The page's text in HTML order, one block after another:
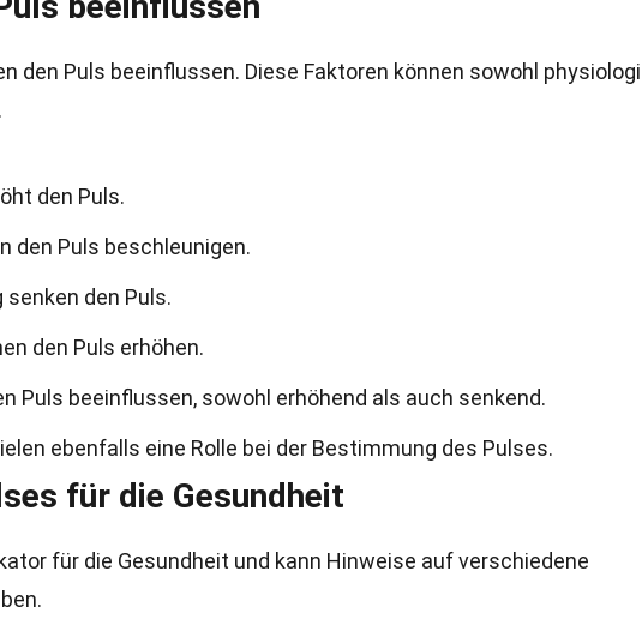
den Puls beeinflussen. Diese Faktoren können sowohl
den Puls.
den Puls beschleunigen.
den Puls.
den Puls erhöhen.
Puls beeinflussen, sowohl erhöhend als auch senkend.
ebenfalls eine Rolle bei der Bestimmung des Pulses.
für die Gesundheit
für die Gesundheit und kann Hinweise auf verschiedene